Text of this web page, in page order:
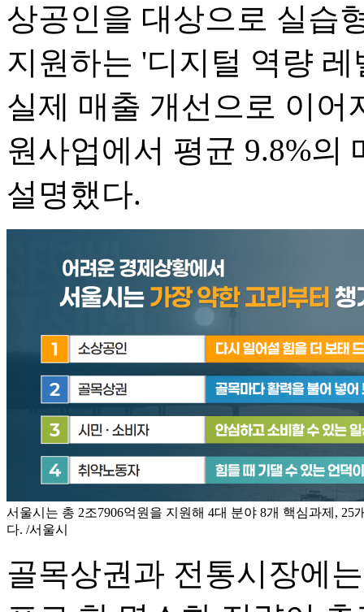
상공인을 대상으로 실습
지원하는 '디지털 역량
실제 매출 개선으로 이어
원사업에서 평균 9.8%의
설명했다.
서울시는 총 2조7906억원을 지원해 4대 분야 8개 핵심과제, 25
다. /서울시
골목상권과 전통시장에